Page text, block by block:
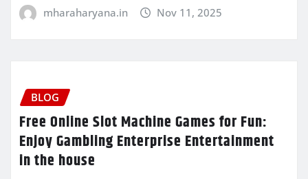
mharaharyana.in Nov 11, 2025
BLOG
Free Online Slot Machine Games for Fun:
Enjoy Gambling Enterprise Entertainment
in the house